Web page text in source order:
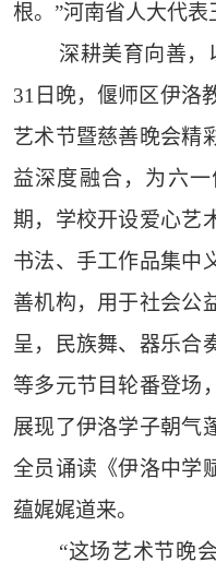
根。”河南省人大代表
深耕美育向善，
31日晚，偃师区伊洛
艺术节暨慈善晚会精
益深度融合，为六
期，学校开设爱心艺
书法、手工作品集中
善机构，用于社会公
呈，民族舞、器乐合
等多元节目轮番登场
展现了伊洛学子朝气
全员诵读《伊洛中学
蕴娓娓道来。
“这场艺术节晚